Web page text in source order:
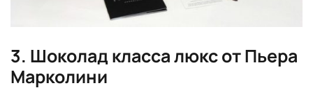
3. Шоколад класса люкс от Пьера
Марколини